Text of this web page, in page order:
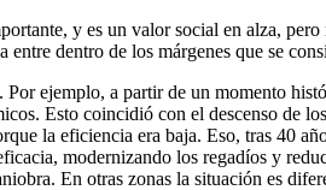
y es un valor social en alza,
entre dentro de los márgenes que se
ejemplo, a partir de un momento
Esto coincidió con el descenso de
la eficiencia era baja. Eso, tras 40
modernizando los regadíos y
En otras zonas la situación es